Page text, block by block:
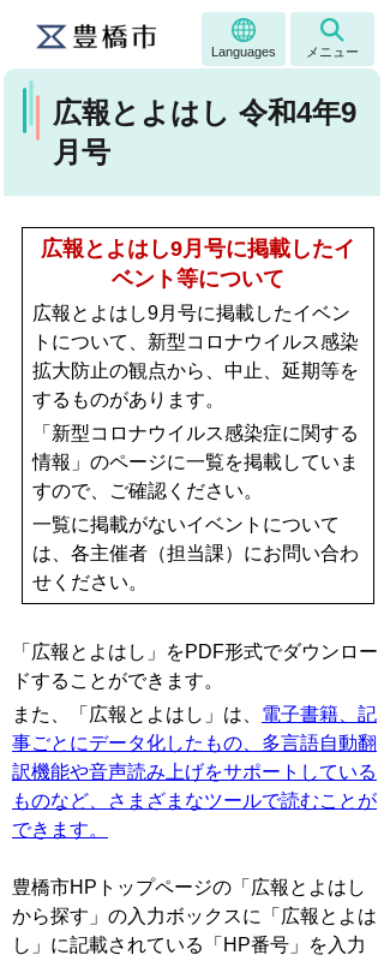
Languages メニュー
広報とよはし 令和4年9
月号
広報とよはし9月号に掲載したイ
ベント等について
広報とよはし9月号に掲載したイベン
トについて、新型コロナウイルス感染
拡大防止の観点から、中止、延期等を
するものがあります。
「新型コロナウイルス感染症に関する
情報」のページに一覧を掲載していま
すので、ご確認ください。
一覧に掲載がないイベントについて
は、各主催者（担当課）にお問い合わ
せください。
「広報とよはし」をPDF形式でダウンロー
ドすることができます。
また、「広報とよはし」は、 電子書籍、記
事ごとにデータ化したもの、多言語自動翻
訳機能や音声読み上げをサポートしている
ものなど、さまざまなツールで読むことが
できます。
豊橋市HPトップページの「広報とよはし
から探す」の入力ボックスに「広報とよは
し」に記載されている「HP番号」を入力